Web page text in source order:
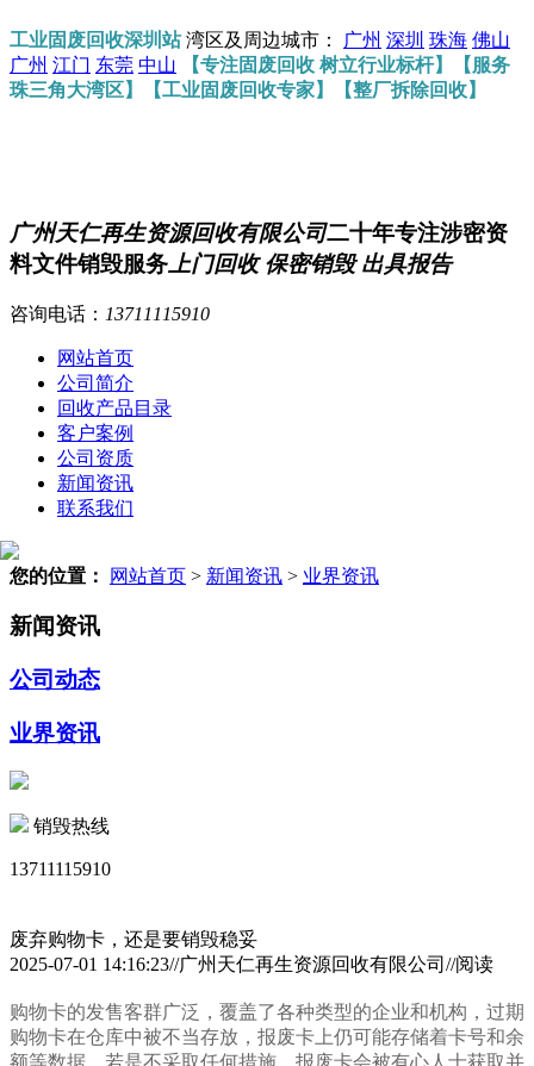
工业固废回收深圳站湾区及周边城市： 广州 深圳 珠海 佛山
广州 江门 东莞 中山
【专注固废回收 树立行业标杆】【服务
珠三角大湾区】【工业固废回收专家】【整厂拆除回收】
广州天仁再生资源回收有限公司二十年专注涉密资
料文件销毁服务 上门回收 保密销毁 出具报告
咨询电话： 13711115910
网站首页
公司简介
回收产品目录
客户案例
公司资质
新闻资讯
联系我们
您的位置： 网站首页 > 新闻资讯 > 业界资讯
新闻资讯
公司动态
业界资讯
销毁热线
13711115910
废弃购物卡，还是要销毁稳妥
2025-07-01 14:16:23//广州天仁再生资源回收有限公司//阅读
购物卡的发售客群广泛，覆盖了各种类型的企业和机构，过期
购物卡在仓库中被不当存放，报废卡上仍可能存储着卡号和余